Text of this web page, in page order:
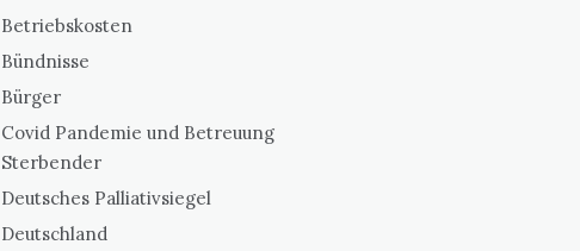
Betriebskosten
Bündnisse
Bürger
Covid Pandemie und Betreuung
Sterbender
Deutsches Palliativsiegel
Deutschland